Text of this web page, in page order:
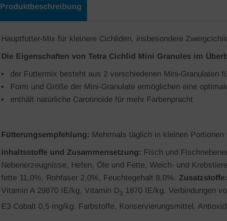
Produktbeschreibung
Hauptfutter-Mix für kleinere Cichliden, insbesondere
Die Eigenschaften von Tetra Cichlid Mini Granules im
der Futtermix besteht aus 2 verschiedenen Mini-Granulaten
Form und Größe der Mini-Granulate ermöglichen eine
enthält natürliche Carotinoide für mehr Farbenpracht
Fütterungsempfehlung: Mehrmals täglich in kleinen Portionen
Inhaltsstoffe und Zusammensetzung: Fisch und
Nebenerzeugnisse, Hefen, Öle und Fette, Weich- und
fette 11,0%, Rohfaser 2,0%, Feuchtegehalt 8,0%. Zusatzstoffe:
Vitamin A 29870 IE/kg, Vitamin D3 1870 IE/kg. Verbindungen
E3 Cobalt 0,5 mg/kg. Farbstoffe, Konservierungsmittel,